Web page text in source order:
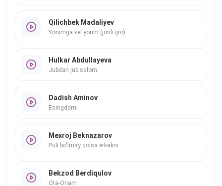
Qilichbek Madaliyev
Yonimga kel yorim (jonli ijro)
Hulkar Abdullayeva
Jubdan jub salom
Dadish Aminov
Esingdami
Mexroj Beknazarov
Puli bo'lmay qolsa erkakni
Bekzod Berdiqulov
Ota-Onam